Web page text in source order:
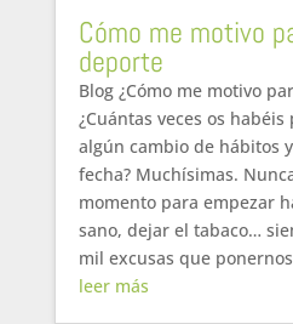
Cómo me motivo
deporte
Blog ¿Cómo me motivo
¿Cuántas veces os
algún cambio de hábitos
fecha? Muchísimas.
momento para empezar
sano, dejar el tabaco…
mil excusas que
leer más